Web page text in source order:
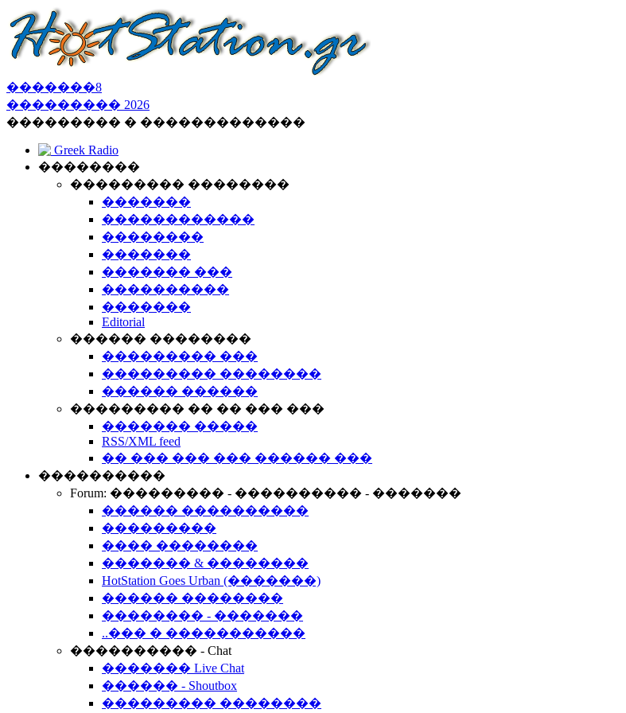
�������8
��������� 2026
��������� � �������������
Greek Radio
��������
��������� ��������
�������
������������
��������
�������
������� ���
����������
�������
Editorial
������ ��������
��������� ���
��������� ��������
������ ������
��������� �� �� ��� ���
������� �����
RSS/XML feed
�� ��� ��� ��� ������ ���
����������
Forum: ��������� - ���������� - �������
������ ����������
���������
���� ��������
������� & ��������
HotStation Goes Urban (�������)
������ ��������
�������� - �������
..��� � �����������
���������� - Chat
������� Live Chat
������ - Shoutbox
��������� ��������